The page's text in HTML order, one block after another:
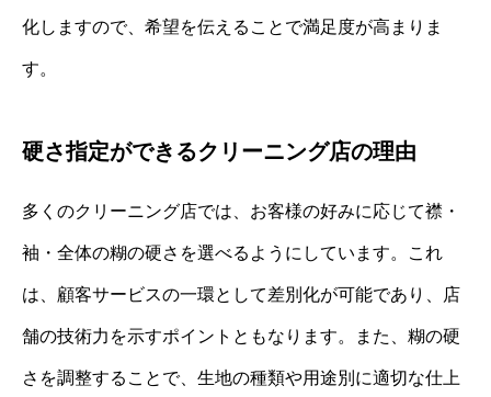
化しますので、希望を伝えることで満足度が高まりま
す。
硬さ指定ができるクリーニング店の理由
多くのクリーニング店では、お客様の好みに応じて襟・
袖・全体の糊の硬さを選べるようにしています。これ
は、顧客サービスの一環として差別化が可能であり、店
舗の技術力を示すポイントともなります。また、糊の硬
さを調整することで、生地の種類や用途別に適切な仕上